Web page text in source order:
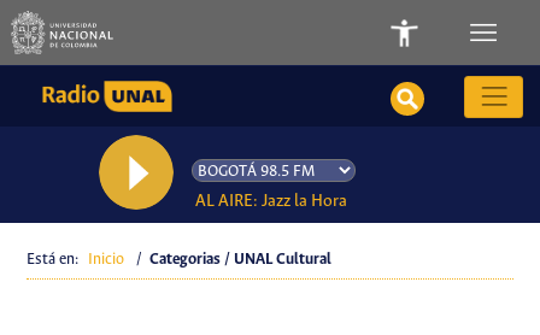
AL AIRE: Jazz la Hora
Está en: Inicio / Categorias / UNAL Cultural